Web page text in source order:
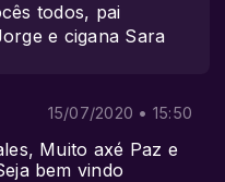
todos, pai
e cigana Sara
15/07/2020 • 15:50
Muito axé Paz e
bem vindo